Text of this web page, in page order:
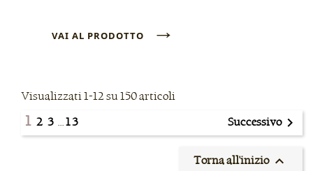
VAI AL PRODOTTO →
Visualizzati 1-12 su 150 articoli
1 2 3 …13 Successivo
Torna all'inizio 